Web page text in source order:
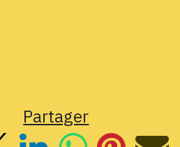
Partager